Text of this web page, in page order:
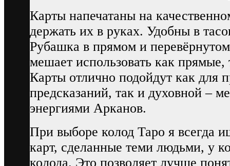
Карты напечатаны на
держать их в руках. Удобны в
Рубашка в прямом и
мешает использовать как
Карты отлично подойдут как для
предсказаний, так и духовной –
энергиями Арканов.
При выборе колод Таро я всегда
карт, сделанные теми людьми, у
колода. Это позволяет лучше